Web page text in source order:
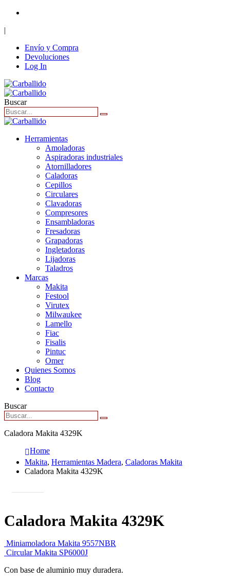
|
Envío y Compra
Devoluciones
Log In
Buscar
Herramientas
Amoladoras
Aspiradoras industriales
Atornilladores
Caladoras
Cepillos
Circulares
Clavadoras
Compresores
Ensambladoras
Fresadoras
Grapadoras
Ingletadoras
Lijadoras
Taladros
Marcas
Makita
Festool
Virutex
Milwaukee
Lamello
Fiac
Fisalis
Pintuc
Omer
Quienes Somos
Blog
Contacto
Buscar
Caladora Makita 4329K
Home
Makita, Herramientas Madera, Caladoras Makita
Caladora Makita 4329K
Caladora Makita 4329K
Miniamoladora Makita 9557NBR
Circular Makita SP6000J
Con base de aluminio muy duradera.